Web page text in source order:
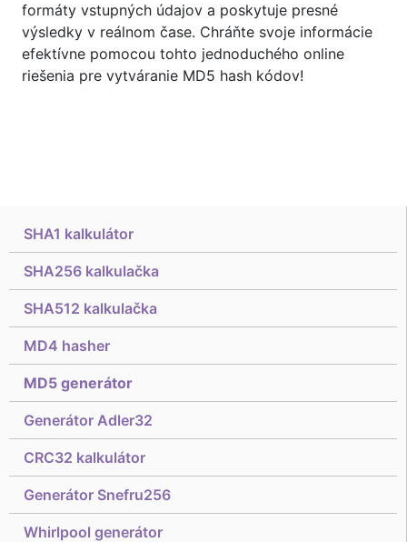
SHA1 kalkulátor
SHA256 kalkulačka
SHA512 kalkulačka
MD4 hasher
MD5 generátor
Generátor Adler32
CRC32 kalkulátor
Generátor Snefru256
Whirlpool generátor
formáty vstupných údajov a poskytuje presné
výsledky v reálnom čase. Chráňte svoje informácie
efektívne pomocou tohto jednoduchého online
riešenia pre vytváranie MD5 hash kódov!